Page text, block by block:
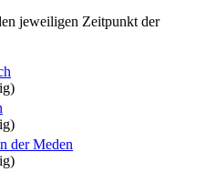
jeweiligen Zeitpunkt der
der Meden